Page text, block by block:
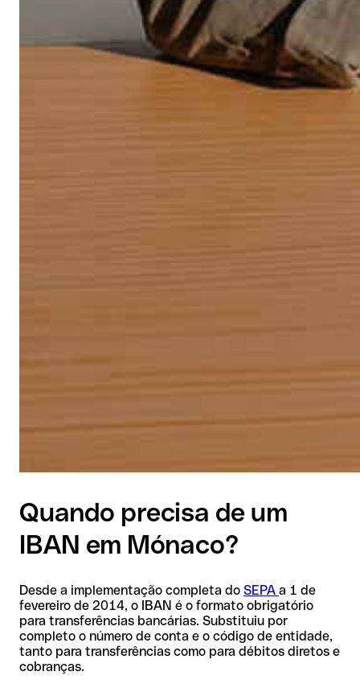
Quando precisa de um
IBAN em Mónaco?
Desde a implementação completa do SEPA a 1 de
fevereiro de 2014, o IBAN é o formato obrigatório
para transferências bancárias. Substituiu por
completo o número de conta e o código de entidade,
tanto para transferências como para débitos diretos e
cobranças.